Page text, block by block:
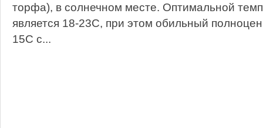
торфа), в солнечном месте. Оптимальной
является 18-23С, при этом обильный
15С с...